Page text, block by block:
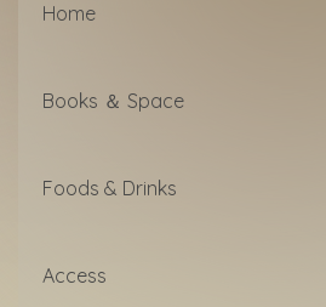
Home
Books ＆ Space
Foods & Drinks
Access